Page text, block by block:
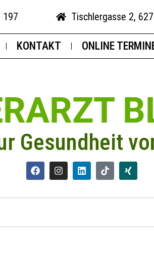
197 Tischlergasse 2,
KONTAKT ONLINE
Gesundheit